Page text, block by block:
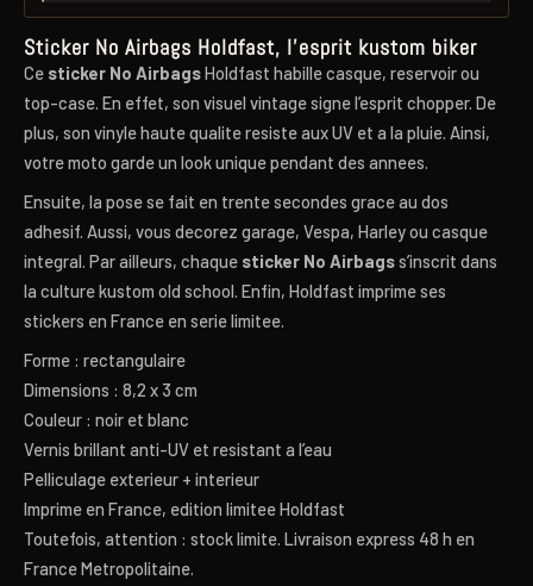
Sticker No Airbags Holdfast, l’esprit kustom biker
Ce sticker No AirbagsHoldfast habille casque, reservoir ou
top-case. En effet, son visuel vintage signe l’esprit chopper. De
plus, son vinyle haute qualite resiste aux UV et a la pluie. Ainsi,
votre moto garde un look unique pendant des annees.
Ensuite, la pose se fait en trente secondes grace au dos
adhesif. Aussi, vous decorez garage, Vespa, Harley ou casque
integral. Par ailleurs, chaque sticker No Airbagss’inscrit dans
la culture kustom old school. Enfin, Holdfast imprime ses
stickers en France en serie limitee.
Forme : rectangulaire
Dimensions : 8,2 x 3 cm
Couleur : noir et blanc
Vernis brillant anti-UV et resistant a l’eau
Pelliculage exterieur + interieur
Imprime en France, edition limitee Holdfast
Toutefois, attention : stock limite. Livraison express 48 h en
France Metropolitaine.